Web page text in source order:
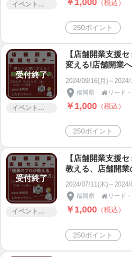
イベント・セミナー・交流会
勉強したい方|飲
加者に集客マイ
人数1名
￥1,000 （税込）
250ポイント
受付終了
イベント・セミナー・交流会
【店舗開業支援
変える!店舗開業
9日（水）14時～
開業を希望される
望する方|開業後
い方|飲食店開業|
集客マインドマッ
2024/09/16(月)～
福岡県  リード
￥1,000 （税込）
250ポイント
受付終了
イベント・セミナー・交流会
【店舗開業支援
教える、店舗開
日（木）20時～
開業を希望され
望する方|開業後
い方|飲食店開業|
集客マインドマッ
2024/07/11(木)～
福岡県  リード
￥1,000 （税込）
250ポイント